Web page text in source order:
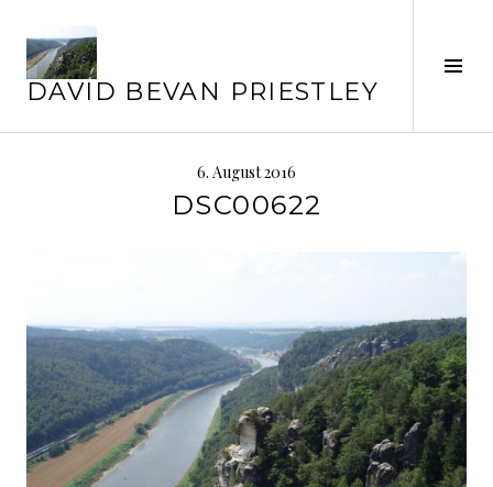
zum
Inhalt
DAVID BEVAN PRIESTLEY
6. August 2016
DSC00622